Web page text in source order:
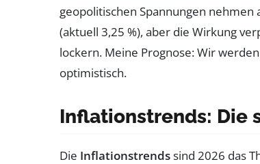
geopolitischen Spannungen nehmen
(aktuell 3,25 %), aber die Wirkung
lockern. Meine Prognose: Wir
optimistisch.
Inflationstrends: Die
Die Inflationstrendssind 2026 das